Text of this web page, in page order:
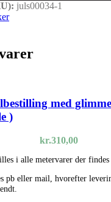
juls00034-1
med
)
kr.310,00
i alle metervarer der findes
pb eller mail, hvorefter